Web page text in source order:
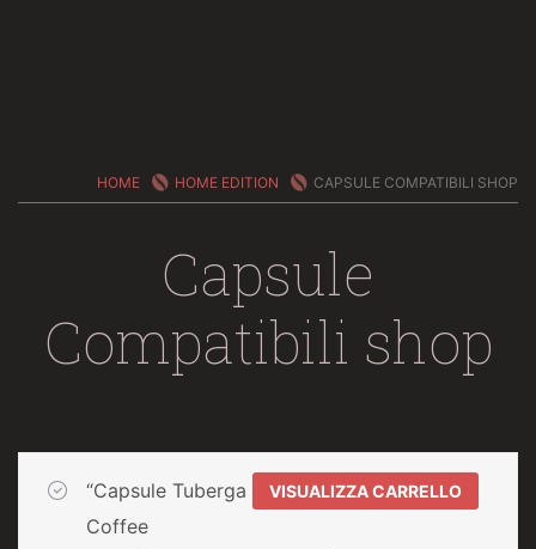
HOME HOME EDITION CAPSULE COMPATIBILI SHOP
Capsule
Compatibili shop
VISUALIZZA CARRELLO
“Capsule Tuberga
Coffee